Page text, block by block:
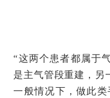
“这两个患者都属于
是主气管段重建，另
一般情况下，做此